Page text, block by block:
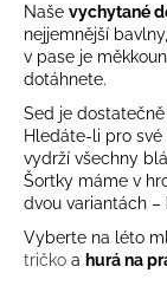
Naše vychytané
nejjemnější
v pase je
dotáhnete.
Sed je
Hledáte-li pro
vydrží všechny
Šortky máme v
dvou variantách –
Vyberte na léto
tričko a hurá na
r
e
b
u
j
e
t
e
n